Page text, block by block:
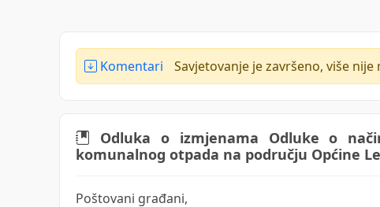
Komentari Savjetovanje je završeno, više
Odluka o izmjenama Odluke o
komunalnog otpada na području Općine
Poštovani građani,